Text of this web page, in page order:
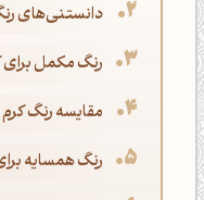
دانستنی‌های
رنگ مکمل برای
مقایسه رنگ
رنگ همسایه